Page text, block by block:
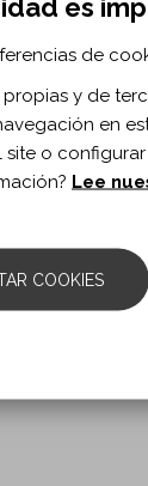
with
de
y de
en
o
Lee
COOKIES